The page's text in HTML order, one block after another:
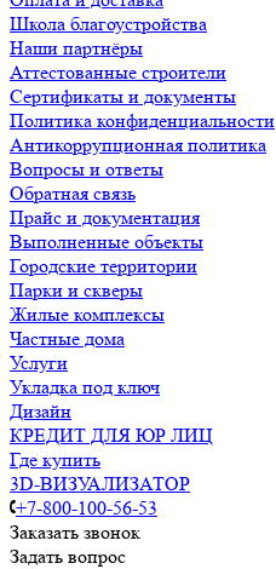
Школа благоустройства
Наши партнёры
Аттестованные строители
Сертификаты и документы
Политика конфиденциальности
Антикоррупционная политика
Вопросы и ответы
Обратная связь
Прайс и документация
Выполненные объекты
Городские территории
Парки и скверы
Жилые комплексы
Частные дома
Услуги
Укладка под ключ
Дизайн
КРЕДИТ ДЛЯ ЮР ЛИЦ
Где купить
3D-ВИЗУАЛИЗАТОР
+7-800-100-56-53
Заказать звонок
Задать вопрос